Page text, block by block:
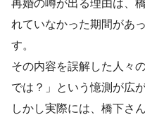
再婚の噂が出る理由は、
れていなかった期間があ
す。
その内容を誤解した人々
では？」という憶測が広
しかし実際には、橋下さ